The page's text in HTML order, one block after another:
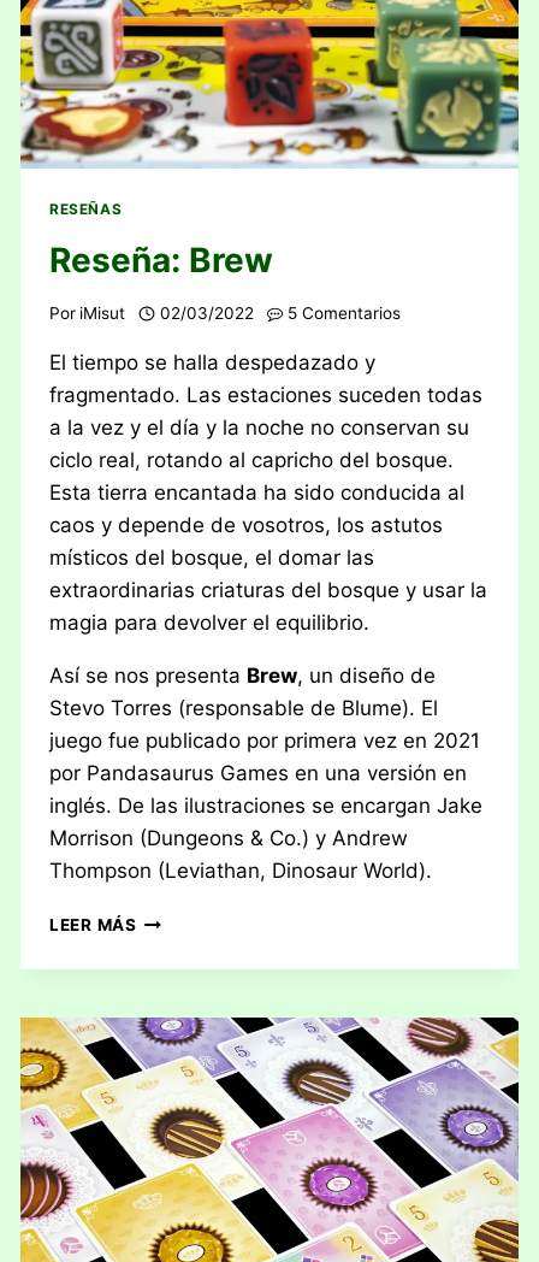
RESEÑAS
Reseña: Brew
Por iMisut 02/03/2022 5 Comentarios
El tiempo se halla despedazado y
fragmentado. Las estaciones suceden todas
a la vez y el día y la noche no conservan su
ciclo real, rotando al capricho del bosque.
Esta tierra encantada ha sido conducida al
caos y depende de vosotros, los astutos
místicos del bosque, el domar las
extraordinarias criaturas del bosque y usar la
magia para devolver el equilibrio.
Así se nos presenta Brew, un diseño de
Stevo Torres (responsable de Blume). El
juego fue publicado por primera vez en 2021
por Pandasaurus Games en una versión en
inglés. De las ilustraciones se encargan Jake
Morrison (Dungeons & Co.) y Andrew
Thompson (Leviathan, Dinosaur World).
LEER MÁS RESEÑA: